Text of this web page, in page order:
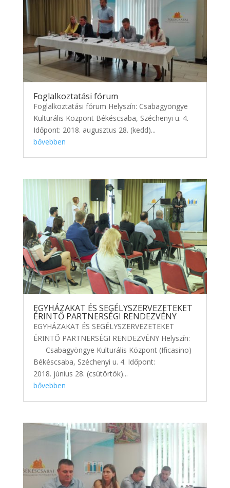
Foglalkoztatási fórum
Foglalkoztatási fórum Helyszín: Csabagyöngye
Kulturális Központ Békéscsaba, Széchenyi u. 4.
Időpont: 2018. augusztus 28. (kedd)...
bővebben
EGYHÁZAKAT ÉS SEGÉLYSZERVEZETEKET
ÉRINTŐ PARTNERSÉGI RENDEZVÉNY
EGYHÁZAKAT ÉS SEGÉLYSZERVEZETEKET
ÉRINTŐ PARTNERSÉGI RENDEZVÉNY Helyszín:
Csabagyöngye Kulturális Központ (Ificasino)
Békéscsaba, Széchenyi u. 4. Időpont:
2018. június 28. (csütörtök)...
bővebben